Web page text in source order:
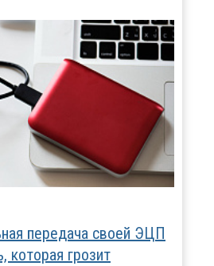
передача своей ЭЦП
которая грозит